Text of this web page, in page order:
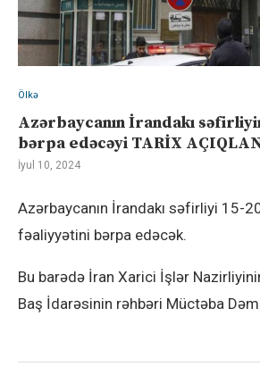
Ölkə
Azərbaycanın İrandakı
bərpa edəcəyi TARİX
İyul 10, 2024
Azərbaycanın İrandakı səfirliyi 15-
fəaliyyətini bərpa edəcək.
Bu barədə İran Xarici İşlər
Baş İdarəsinin rəhbəri Müctəba